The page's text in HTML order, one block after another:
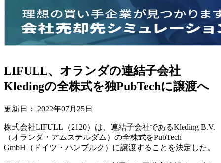
LIFULL、オランダの連結子会社
Kledingの全株式を独PubTechに譲渡へ
更新日： 2022年07月25日
株式会社LIFULL（2120）は、連結子会社であるKleding B.V.
（オランダ・アムステルダム）の全株式をPubTech
GmbH（ドイツ・ハンブルク）に譲渡することを決定した。